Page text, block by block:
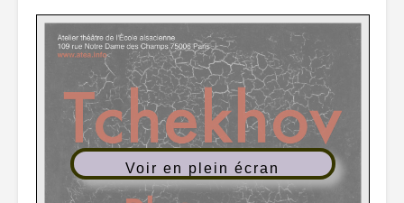
Voir en plein écran